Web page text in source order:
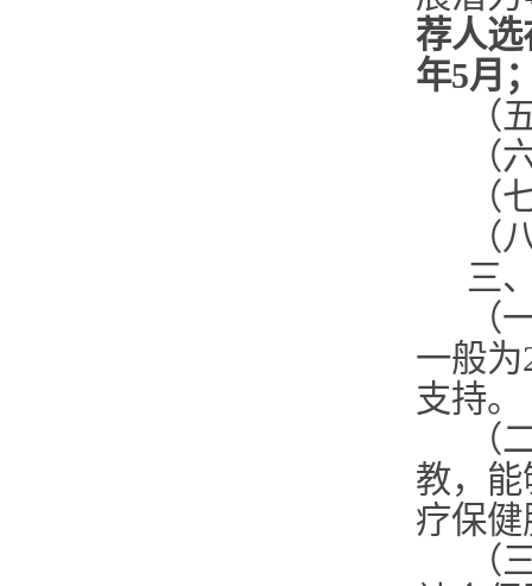
荐人选
年5月
（
（
（
（
三
（
一般
支持。
（
教，
疗保
（